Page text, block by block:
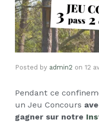
Posted by admin2 on 12
Pendant ce
un Jeu Concours
gagner sur notre